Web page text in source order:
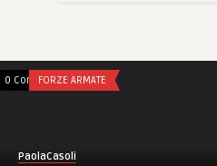
0 CommentsFORZE ARMATE
PaolaCasoli